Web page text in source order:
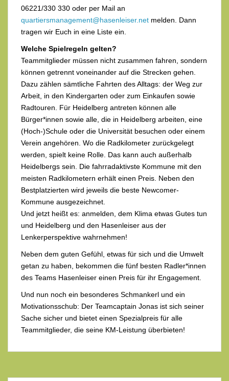
06221/330 330 oder per Mail an
quartiersmanagement@hasenleiser.net melden. Dann
tragen wir Euch in eine Liste ein.
Welche Spielregeln gelten?
Teammitglieder müssen nicht zusammen fahren, sondern
können getrennt voneinander auf die Strecken gehen.
Dazu zählen sämtliche Fahrten des Alltags: der Weg zur
Arbeit, in den Kindergarten oder zum Einkaufen sowie
Radtouren. Für Heidelberg antreten können alle
Bürger*innen sowie alle, die in Heidelberg arbeiten, eine
(Hoch-)Schule oder die Universität besuchen oder einem
Verein angehören. Wo die Radkilometer zurückgelegt
werden, spielt keine Rolle. Das kann auch außerhalb
Heidelbergs sein. Die fahrradaktivste Kommune mit den
meisten Radkilometern erhält einen Preis. Neben den
Bestplatzierten wird jeweils die beste Newcomer-
Kommune ausgezeichnet.
Und jetzt heißt es: anmelden, dem Klima etwas Gutes tun
und Heidelberg und den Hasenleiser aus der
Lenkerperspektive wahrnehmen!
Neben dem guten Gefühl, etwas für sich und die Umwelt
getan zu haben, bekommen die fünf besten Radler*innen
des Teams Hasenleiser einen Preis für ihr Engagement.
Und nun noch ein besonderes Schmankerl und ein
Motivationsschub: Der Teamcaptain Jonas ist sich seiner
Sache sicher und bietet einen Spezialpreis für alle
Teammitglieder, die seine KM-Leistung überbieten!